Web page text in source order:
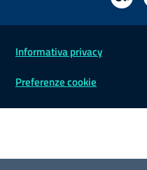
Sezione Link Utili
Informativa privacy
Preferenze cookie